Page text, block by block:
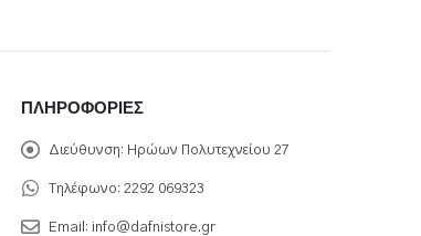
ΠΛΗΡΟΦΟΡΊΕΣ
Διεύθυνση: Ηρώων Πολυτεχνείου 27
Τηλέφωνο: 2292 069323
Email: info@dafnistore.gr